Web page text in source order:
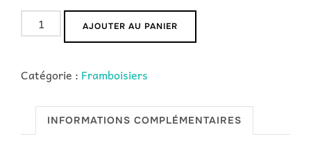
quantité
de
AJOUTER AU PANIER
Catégorie : Framboisiers
INFORMATIONS COMPLÉMENTAIRES